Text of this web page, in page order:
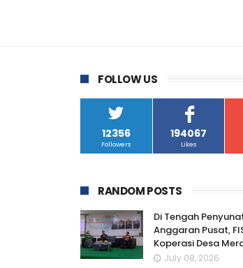
FOLLOW US
12356
Followers
194067
Likes
RANDOM POSTS
Di Tengah
Anggaran Pusat,
Koperasi Desa
July 08, 2026